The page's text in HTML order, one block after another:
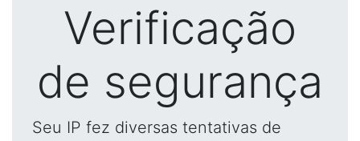
Verificação
de segurança
Seu IP fez diversas tentativas de